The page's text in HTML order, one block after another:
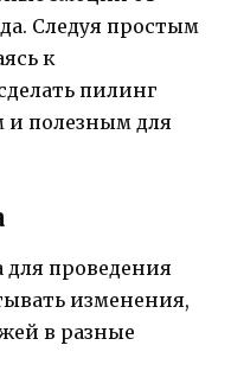
Следуя простым
к
пилинг
и полезным для
проведения
изменения,
в разные